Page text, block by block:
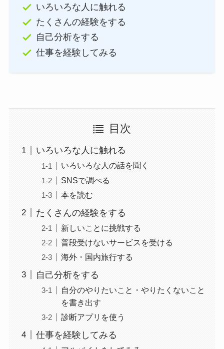
いろいろな人に触れる
たくさんの経験をする
自己分析をする
仕事を経験してみる
目次
いろいろな人に触れる
いろいろな人の話を聞く
SNSで調べる
本を読む
たくさんの経験をする
新しいことに挑戦する
普段受けないサービスを受ける
海外・国内旅行する
自己分析をする
自分のやりたいこと・やりたくないこと
を書き出す
診断アプリを使う
仕事を経験してみる